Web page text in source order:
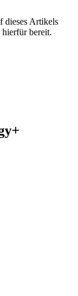
dieses Artikels
bereit.